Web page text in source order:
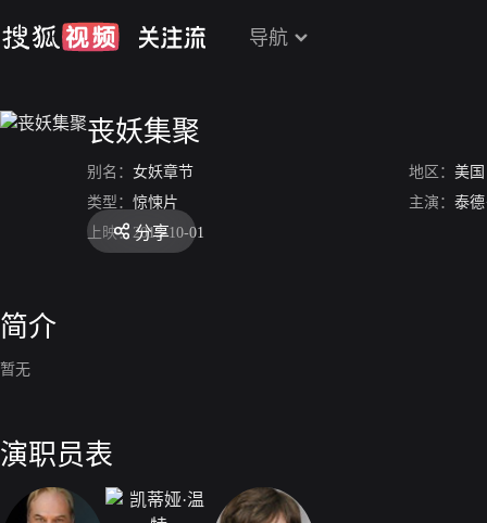
导航
丧妖集聚
别名： 女妖章节 地区： 美国
类型： 惊悚片 主演： 泰德
上映： 2013-10-01
分享
简介
暂无
演职员表